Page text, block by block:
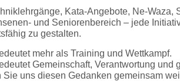
Kata-Angebote, Ne-
und Seniorenbereich – jede
zu gestalten.
mehr als Training und Wettkampf.
Gemeinschaft, Verantwortung und
Sie uns diesen Gedanken gemeinsam